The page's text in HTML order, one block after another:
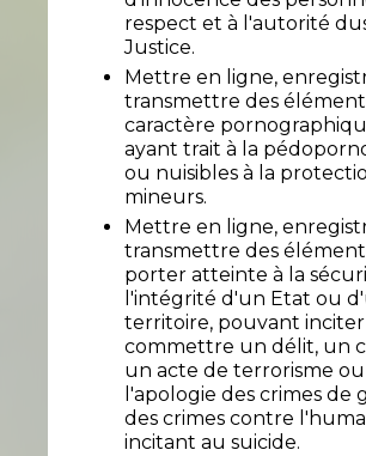
respect et à l'autorité
Justice.
Mettre en ligne,
transmettre des
caractère
ayant trait à la
ou nuisibles à la
mineurs.
Mettre en ligne,
transmettre des
porter atteinte à la
l'intégrité d'un Etat ou
territoire, pouvant inciter
commettre un délit, un
un acte de terrorisme ou
l'apologie des crimes de
des crimes contre
incitant au suicide.